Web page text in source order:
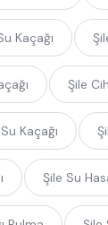
Kaçağı
Şile
Kaçağı
Şile Su